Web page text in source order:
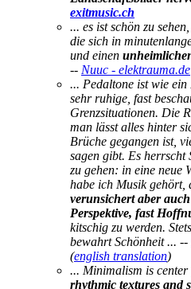
exitmusic.ch
... es ist schön zu
die sich in
und einen
-- Nuuc - elektrauma.de
... Pedaltone ist wie
sehr ruhige, fast
Grenzsituationen. Die
man lässt alles hinter
Brüche gegangen ist,
sagen gibt. Es herrscht
zu gehen: in eine neue
habe ich Musik gehört,
verunsichert aber
Perspektive, fast
kitschig zu werden.
bewahrt Schönheit ... --
(english translation)
... Minimalism is
rhythmic textures and